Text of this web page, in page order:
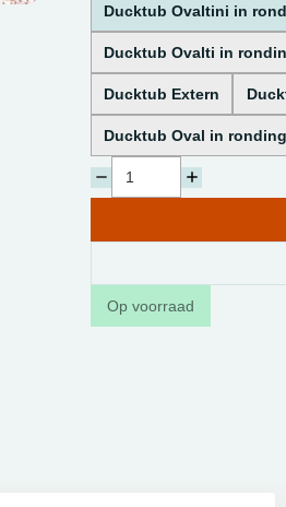
Ducktub Ovaltini in
Ducktub Ovalti in
Ducktub Extern
Ducktub Oval in ronding
Op voorraad